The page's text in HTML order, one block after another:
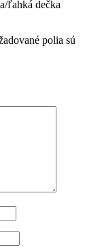
ľahká dečka
polia sú